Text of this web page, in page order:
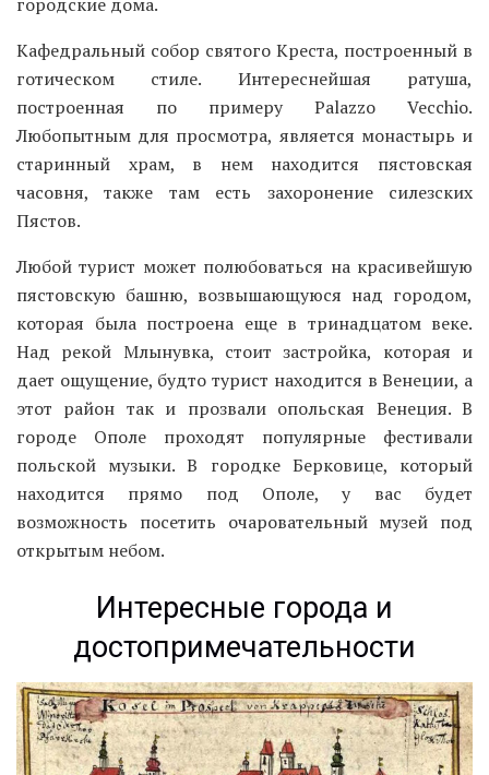
пястовскую башню, возвышающуюся над городом,
которая была построена еще в тринадцатом веке.
Над рекой Млынувка, стоит застройка, которая и
дает ощущение, будто турист находится в Венеции, а
этот район так и прозвали опольская Венеция. В
городе Ополе проходят популярные фестивали
польской музыки. В городке Берковице, который
находится прямо под Ополе, у вас будет
открытым небом.
Интересные города и
достопримечательности
Кендзежин-Козле — один из старейших городов Польши
В Опольском воеводстве город Кендзежин-Козле,
является вторым по размеру, он создан в 1975 году
из четырех объединенных городков Козле,